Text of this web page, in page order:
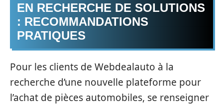
EN RECHERCHE DE SOLUTIONS
: RECOMMANDATIONS
PRATIQUES
Pour les clients de Webdealauto à la
recherche d’une nouvelle plateforme pour
l’achat de pièces automobiles, se renseigner